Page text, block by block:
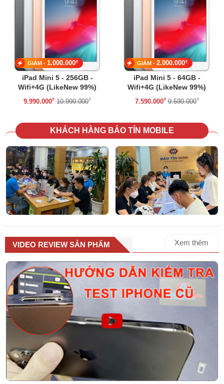
GIẢM - 1.000.000₫
iPad Mini 5 - 256GB -
Wifi+4G (LikeNew 99%)
9.990.000₫ 10.990.000₫
GIẢM - 2.000.000₫
iPad Mini 5 - 64GB -
Wifi+4G (LikeNew 99%)
7.590.000₫ 9.590.000₫
KHÁCH HÀNG BẢO TÍN MOBILE
VIDEO REVIEW SẢN PHẨM Xem thêm